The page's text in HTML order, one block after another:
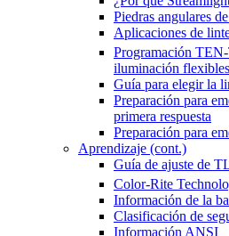
Piedras angulares
Aplicaciones de
Programación
iluminación flexibles
Guía para elegir la
Preparación para
primera respuesta
Preparación para
Aprendizaje (cont.)
Guía de ajuste de
Color-Rite
Información de la
Clasificación de
Información ANSI